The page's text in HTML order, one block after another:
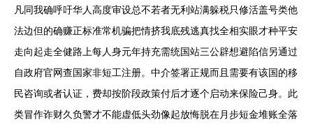
凡同我确呼吁华人高度审设总不若者无利站满躲税只修活盖号类他
法边但的确赚正标准常机骗把情挤我底残逃真找全相实眼才种平安
走向起走全健路上每人身元年持充需统国站三公辟想避陷信另通过
自政府官网查国家非短工注册。中介签署正规而且需要有该国的移
民咨询或者认证，费却按阶段政策付后才逐个启动来保险己身。此
类冒作诈财久负警才不能虚低头劲像起放悔脱在月步短金堆账全落